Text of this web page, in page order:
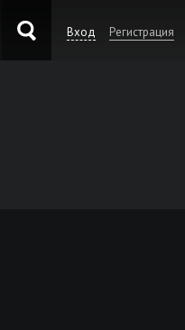
Вход Регистрация